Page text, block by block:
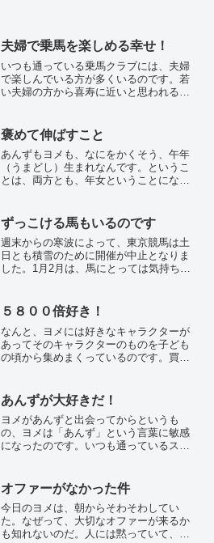
夫婦で乗馬を楽しめる幸せ！
いつも通っている乗馬クラブには、夫婦
で楽しんでいる方が多くいるのです。若
い夫婦の方から喜寿に近いと思われる方
方がたくさんいるのです。そんな楽しみ
を伝えたいのです。乗馬は年...
褒めて伸ばすこと
あんずもヨメも、なにをかくそう、午年
（うまどし）生まれなんです。というこ
とは、両方とも、年女ということになり
ま）生まれのヨメは強烈な個性を持って
いるのです。ヨメは、長い...
ずっこける馬もいるのです
週末からの寒波によって、東京競馬は土
日とも積雪のために開催が中止となりま
した。1月2月は、馬にとっては気持ちの
のだと思うのです。雪国で生まれ育った
僕も、雪が積もると懐か...
５８００倍好き！
なんと、ヨメには好きなキャラクターが
あってそのキャラクターのものを子ども
の頃から集めまくっているのです。買い
萌えているのです。キティちゃんじゃな
いですよ～（’ ▽ ｀...
あんずが大好きだ！
ヨメがあんずと出会ってからというも
の、ヨメは「あんず」という言葉に敏感
になったのです。いつも通っているスー
ースです。これは、北海道日高の新冠に
あるホテルの売店で売ってい...
オファーがなかった件
今日のヨメは、朝からそわそわしてい
た。なぜって、大切なオファーが来るか
も知れないのだ。人には黙っていて、オ